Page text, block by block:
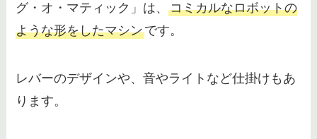
グ・オ・マティック」は、コミカルなロボットの
ような形をしたマシンです。
レバーのデザインや、音やライトなど仕掛けもあ
ります。